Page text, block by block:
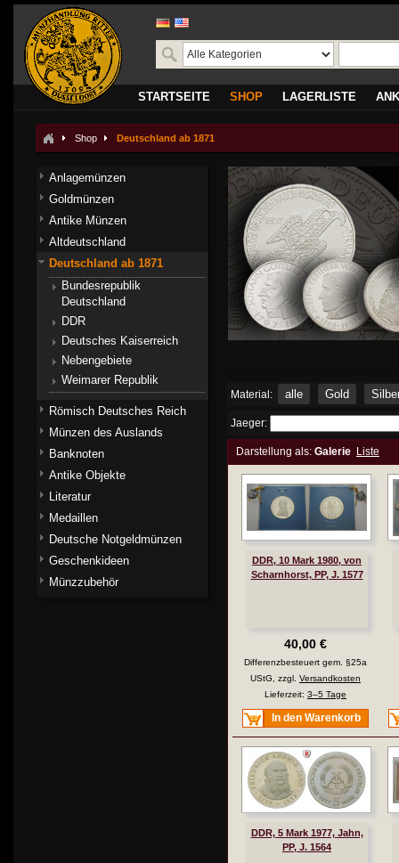
STARTSEITE SHOP LAGERLISTE
Shop Deutschland ab 1871
Material: alle Gold
Jaeger:
Darstellung als: Galerie Liste
DDR, 10 Mark 1980, von
Scharnhorst, PP, J. 1577
40,00 €
Differenzbesteuert gem. §25a
UStG, zzgl. Versandkosten
Lieferzeit: 3–5 Tage
In den Warenkorb
DDR, 5 Mark 1977, Jahn,
PP, J. 1564
Anlagemünzen
Goldmünzen
Antike Münzen
Altdeutschland
Deutschland ab 1871
Bundesrepublik
Deutschland
DDR
Deutsches Kaiserreich
Nebengebiete
Weimarer Republik
Römisch Deutsches Reich
Münzen des Auslands
Banknoten
Antike Objekte
Literatur
Medaillen
Deutsche Notgeldmünzen
Geschenkideen
Münzzubehör